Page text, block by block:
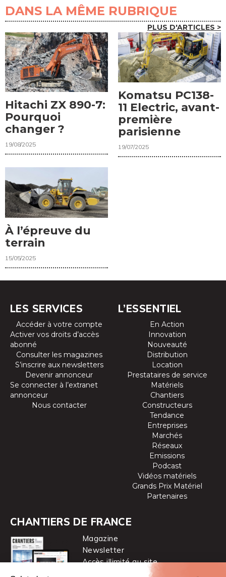
DANS LA MÊME RUBRIQUE
PLUS D'ARTICLES >
Hitachi ZX 890-7:
Pourquoi
changer ?
19/08/2025
Komatsu PC138-
11 Electric, avant-
première
parisienne
19/07/2025
À l’épreuve du
terrain
15/05/2025
LES SERVICES
Accéder à votre compte
Activer vos droits d’accès
abonné
Consulter les magazines
S’inscrire aux newsletters
Devenir annonceur
Se connecter à l’extranet
annonceur
Nous contacter
L’ESSENTIEL
En Action
Innovation
Nouveauté
Distribution
Location
Prestataires de service
Matériels
Chantiers
Constructeurs
Tendance
Entreprises
Marchés
Réseaux
Emissions
Podcast
Vidéos matériels
Grands Prix Matériel
Partenaires
CHANTIERS DE FRANCE
Magazine
Newsletter
Accès illimité au site